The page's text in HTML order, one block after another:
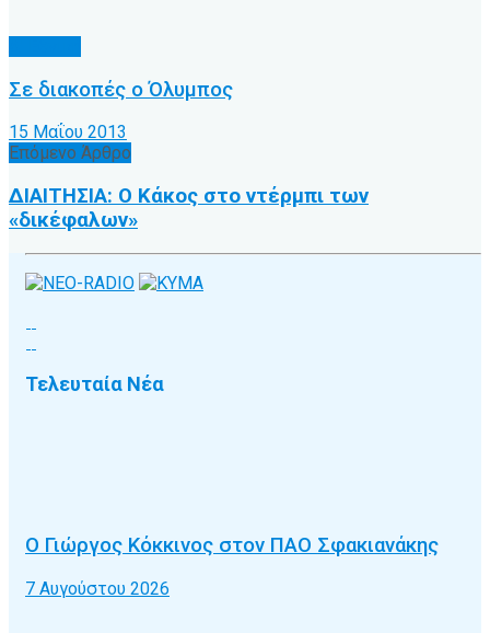
Σε διακοπές ο Όλυμπος
15 Μαΐου 2013
Επόμενο Άρθρο
ΔΙΑΙΤΗΣΙΑ: Ο Κάκος στο ντέρμπι των
«δικέφαλων»
Τελευταία Νέα
Ο Γιώργος Κόκκινος στον ΠΑΟ Σφακιανάκης
7 Αυγούστου 2026